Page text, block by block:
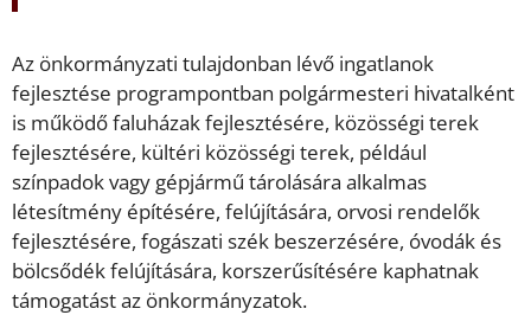
Az önkormányzati tulajdonban lévő ingatlanok
fejlesztése programpontban polgármesteri hivatalként
is működő faluházak fejlesztésére, közösségi terek
fejlesztésére, kültéri közösségi terek, például
színpadok vagy gépjármű tárolására alkalmas
létesítmény építésére, felújítására, orvosi rendelők
fejlesztésére, fogászati szék beszerzésére, óvodák és
bölcsődék felújítására, korszerűsítésére kaphatnak
támogatást az önkormányzatok.